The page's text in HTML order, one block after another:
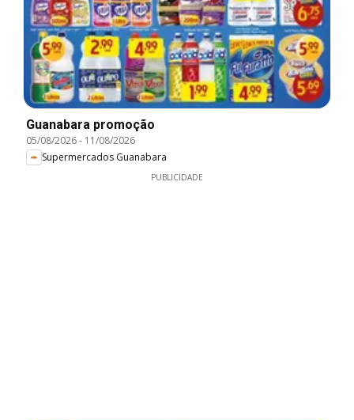
Guanabara promoção
05/08/2026- 11/08/2026
Supermercados Guanabara
PUBLICIDADE